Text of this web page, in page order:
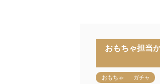
おもちゃ担当
おもちゃ ガチャ